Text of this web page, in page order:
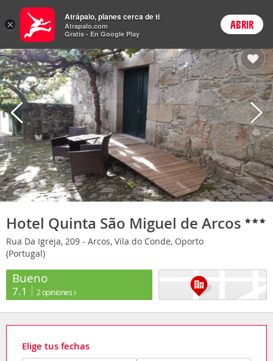
Hoteles Login
Hotel Quinta São Miguel de Arcos
Rua Da Igreja, 209 - Arcos, Vila do Conde, Oporto
(Portugal)
Bueno
7.1 2 opiniones
Elige tus fechas
×
Atrápalo, planes cerca de ti
Atrapalo.com
Gratis - En Google Play
ABRIR